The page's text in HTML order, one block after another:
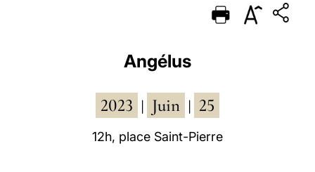
PORTUGUÊS
Angélus
2023 Juin 25
12h, place Saint-Pierre